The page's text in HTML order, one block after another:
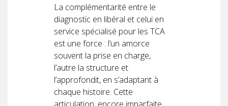
La complémentarité entre le
diagnostic en libéral et celui en
service spécialisé pour les TCA
est une force : l’un amorce
souvent la prise en charge,
l’autre la structure et
l’approfondit, en s’adaptant à
chaque histoire. Cette